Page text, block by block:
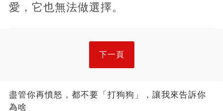
愛，它也無法做選擇。
下一頁
盡管你再憤怒，都不要「打狗狗」，讓我來告訴你
為啥